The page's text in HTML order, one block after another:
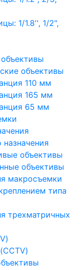
1/1.8'', 1/2",
объективы
110 мм
165 мм
65 мм
назначения
объективы
объективы
макросъемки
типа
трехматричных